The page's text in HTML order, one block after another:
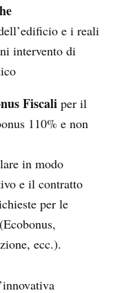
e i reali
intervento di
Fiscali per il
110% e non
in modo
e il contratto
per le
ecc.).